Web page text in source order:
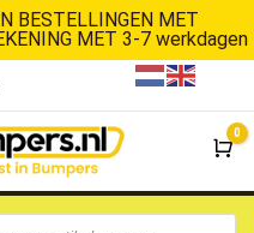
BESTELLINGEN MET
MET 3-7 werkdagen
0